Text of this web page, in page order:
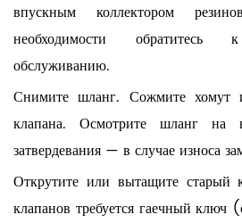
впускным коллектором
необходимости
обслуживанию.
Снимите шланг. Сожмите хомут
клапана. Осмотрите шланг на
затвердевания — в случае износа
Открутите или вытащите старый
клапанов требуется гаечный